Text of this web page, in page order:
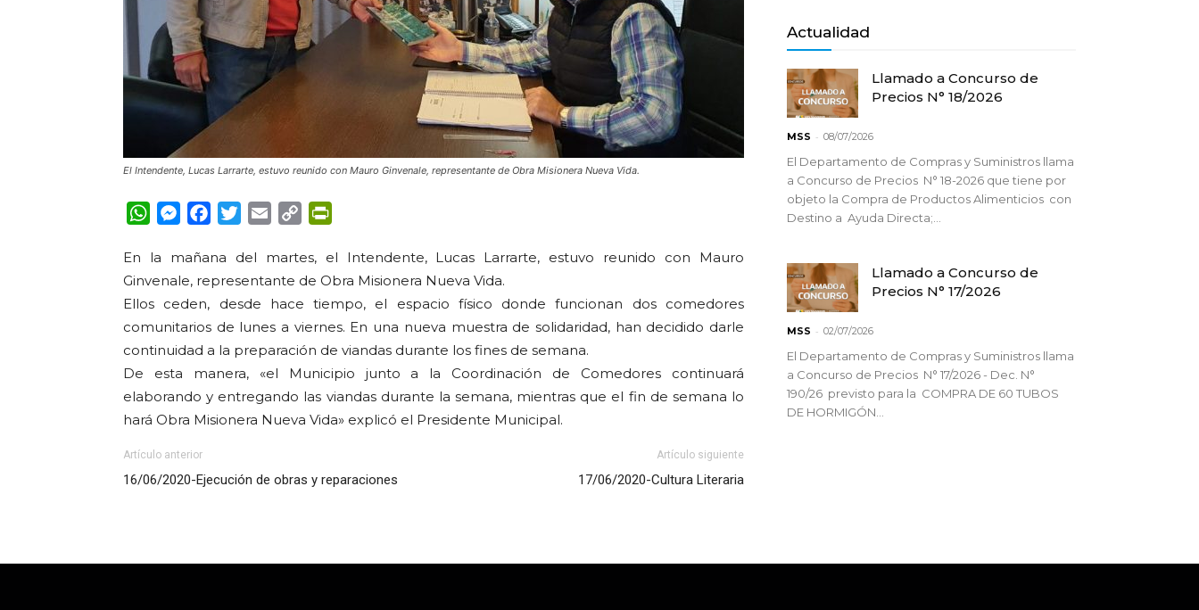
El Intendente, Lucas Larrarte, estuvo reunido con Mauro Ginvenale, representante de Obra Misionera Nueva Vida.
WhatsApp
Messenger
FacebookTwitterEmail Copy
En la mañana del martes, el Intendente, Lucas Larrarte, estuvo reunido con Mauro
Ginvenale, representante de Obra Misionera Nueva Vida.
Ellos ceden, desde hace tiempo, el espacio físico donde funcionan dos comedores
comunitarios de lunes a viernes. En una nueva muestra de solidaridad, han decidido darle
continuidad a la preparación de viandas durante los fines de semana.
De esta manera, «el Municipio junto a la Coordinación de Comedores continuará
elaborando y entregando las viandas durante la semana, mientras que el fin de semana lo
hará Obra Misionera Nueva Vida» explicó el Presidente Municipal.
Artículo anterior
16/06/2020-Ejecución de obras y reparaciones
Artículo siguiente
17/06/2020-Cultura Literaria
Actualidad
Llamado a Concurso de
Precios N° 18/2026
MSS - 08/07/2026
El Departamento de Compras y Suministros llama
a Concurso de Precios N° 18-2026 que tiene por
objeto la Compra de Productos Alimenticios con
Destino a Ayuda Directa;...
Llamado a Concurso de
Precios N° 17/2026
MSS - 02/07/2026
El Departamento de Compras y Suministros llama
a Concurso de Precios N° 17/2026 - Dec. N°
190/26 previsto para la COMPRA DE 60 TUBOS
DE HORMIGÓN...